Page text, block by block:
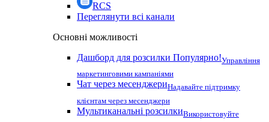
RCS
Переглянути всі канали
Основні можливості
Дашборд для розсилки Популярно!Управління
маркетинговими кампаніями
Чат через месенджериНадавайте підтримку
клієнтам через месенджери
Мультиканальні розсилкиВикористовуйте